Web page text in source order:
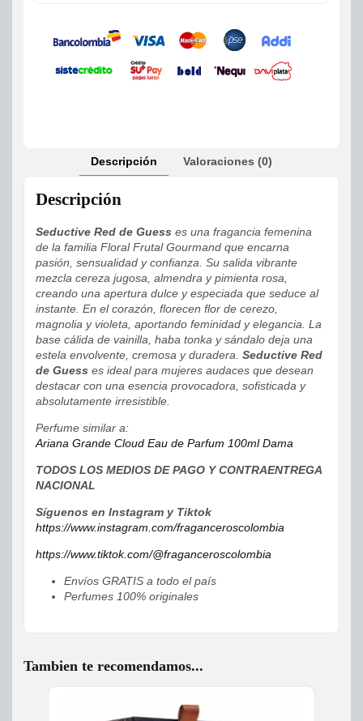
Descripción Valoraciones (0)
Descripción
Seductive Red de Guess es una fragancia femenina
de la familia Floral Frutal Gourmand que encarna
pasión, sensualidad y confianza. Su salida vibrante
mezcla cereza jugosa, almendra y pimienta rosa,
creando una apertura dulce y especiada que seduce al
instante. En el corazón, florecen flor de cerezo,
magnolia y violeta, aportando feminidad y elegancia. La
base cálida de vainilla, haba tonka y sándalo deja una
estela envolvente, cremosa y duradera. Seductive Red
de Guess es ideal para mujeres audaces que desean
destacar con una esencia provocadora, sofisticada y
absolutamente irresistible.
Perfume similar a:
Ariana Grande Cloud Eau de Parfum 100ml Dama
TODOS LOS MEDIOS DE PAGO Y CONTRAENTREGA
NACIONAL
Síguenos en Instagram y Tiktok
https://www.instagram.com/fraganceroscolombia
https://www.tiktok.com/@fraganceroscolombia
Envíos GRATIS a todo el país
Perfumes 100% originales
Tambien te recomendamos...